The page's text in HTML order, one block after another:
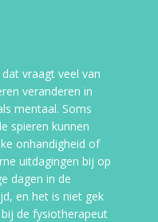
vraagt veel van
veranderen in
mentaal. Soms
spieren kunnen
onhandigheid of
uitdagingen bij op
dagen in de
en het is niet gek
de fysiotherapeut